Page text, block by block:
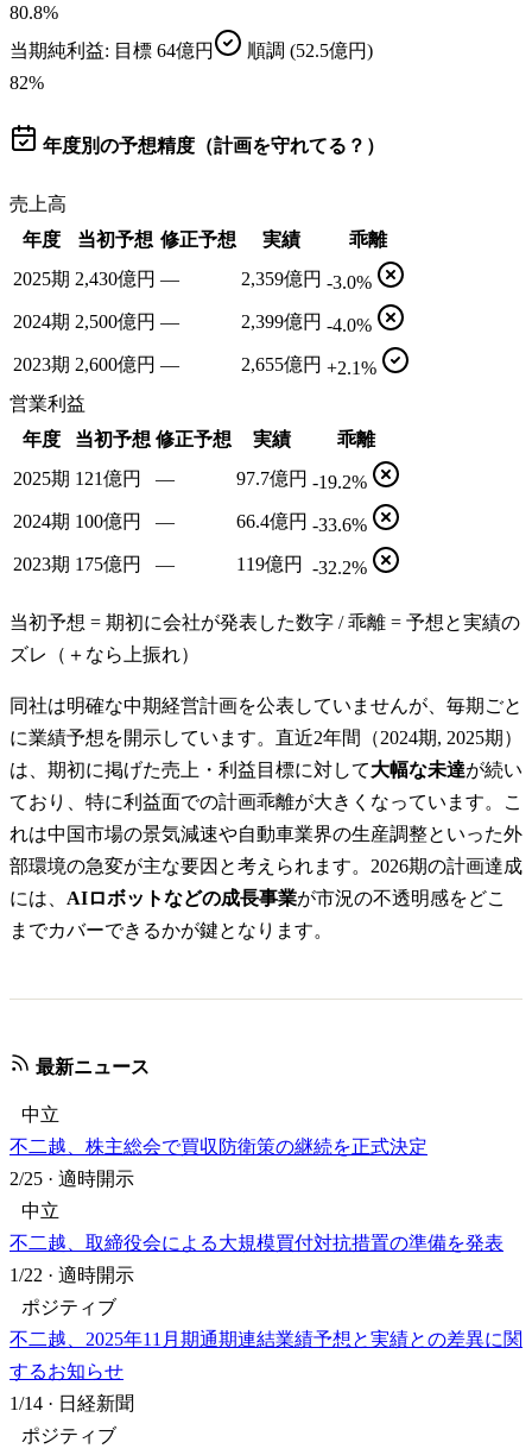
80.8%
当期純利益: 目標 64億円 順調 (52.5億円)
82%
年度別の予想精度（計画を守れてる？）
売上高
年度
当初予想 修正予想 実績
乖離
2025期 2,430億円 — 2,359億円 -3.0%
2024期 2,500億円 — 2,399億円 -4.0%
2023期 2,600億円 — 2,655億円 +2.1%
営業利益
年度
当初予想 修正予想 実績
乖離
2025期 121億円 — 97.7億円 -19.2%
2024期 100億円 — 66.4億円 -33.6%
2023期 175億円 — 119億円 -32.2%
当初予想 = 期初に会社が発表した数字 / 乖離 = 予想と実績の
ズレ（＋なら上振れ）
同社は明確な中期経営計画を公表していませんが、毎期ごと
に業績予想を開示しています。直近2年間（2024期, 2025期）
は、期初に掲げた売上・利益目標に対して大幅な未達が続い
ており、特に利益面での計画乖離が大きくなっています。こ
れは中国市場の景気減速や自動車業界の生産調整といった外
部環境の急変が主な要因と考えられます。2026期の計画達成
には、 AIロボットなどの成長事業が市況の不透明感をどこ
までカバーできるかが鍵となります。
最新ニュース
中立
不二越、株主総会で買収防衛策の継続を正式決定
2/25 · 適時開示
中立
不二越、取締役会による大規模買付対抗措置の準備を発表
1/22 · 適時開示
ポジティブ
不二越、2025年11月期通期連結業績予想と実績との差異に関
するお知らせ
1/14 · 日経新聞
ポジティブ